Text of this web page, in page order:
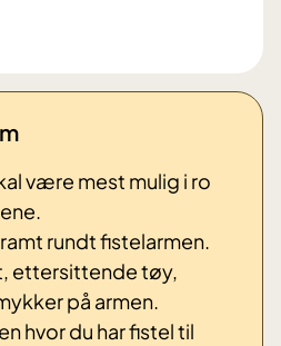
være mest mulig i ro
rundt fistelarmen.
ettersittende tøy,
på armen.
hvor du har fistel til